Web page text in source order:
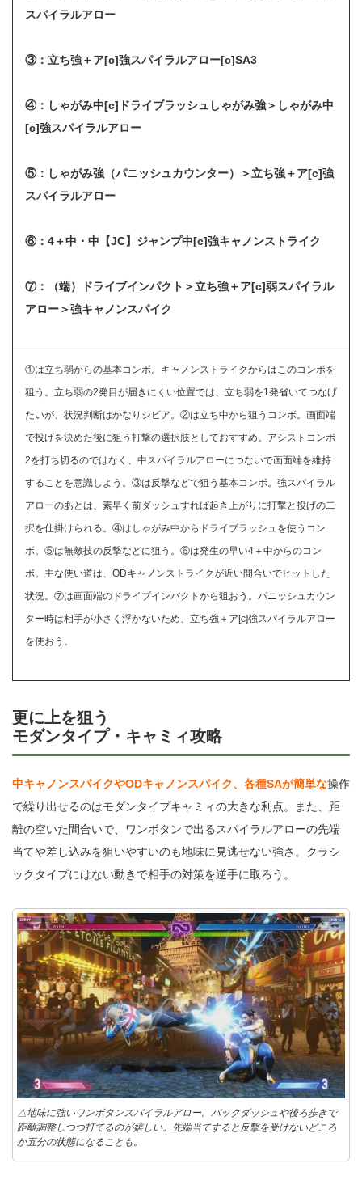
スパイラルアロー
③：立ち強＋ア[c]強スパイラルアロー[c]SA3
④：しゃがみ中[c]ドライブラッシュしゃがみ強＞しゃがみ中
[c]強スパイラルアロー
⑤：しゃがみ強（パニッシュカウンター）＞立ち強＋ア[c]強
スパイラルアロー
⑥：4＋中・中【JC】ジャンプ中[c]強キャノンストライク
⑦： （端）ドライブインパクト＞立ち強＋ア[c]弱スパイラル
アロー＞強キャノンスパイク
①は立ち弱からの基本コンボ。キャノンストライクからはこのコンボを
狙う。立ち弱の2発目が届きにくい位置では、立ち弱を1発省いてつなげ
たいが、状況判断はかなりシビア。②は立ち中から狙うコンボ。画面端
で投げを決めた後に狙う打撃の選択肢としておすすめ。アシストコンボ
2を打ち切るのではなく、中スパイラルアローにつないで画面端を維持
することを意識しよう。③は反撃などで狙う基本コンボ。強スパイラル
アローのあとは、素早く前ダッシュすれば起き上がりに打撃と投げの二
択を仕掛けられる。④はしゃがみ中からドライブラッシュを使うコン
ボ。⑤は無敵技の反撃などに狙う。⑥は発生の早い4＋中からのコン
ボ。主な使い道は、ODキャノンストライクが近い間合いでヒットした
状況。⑦は画面端のドライブインパクトから狙おう。パニッシュカウン
ター時は相手が小さく浮かないため、立ち強＋ア[c]強スパイラルアロー
を使おう。
更に上を狙う
モダンタイプ・キャミィ攻略
中キャノンスパイクやODキャノンスパイク、各種SAが簡単な操作
で繰り出せるのはモダンタイプキャミィの大きな利点。また、距
離の空いた間合いで、ワンボタンで出るスパイラルアローの先端
当てや差し込みを狙いやすいのも地味に見逃せない強さ。クラシ
ックタイプにはない動きで相手の対策を逆手に取ろう。
△地味に強いワンボタンスパイラルアロー。バックダッシュや後ろ歩きで
距離調整しつつ打てるのが嬉しい。先端当てすると反撃を受けないどころ
か五分の状態になることも。